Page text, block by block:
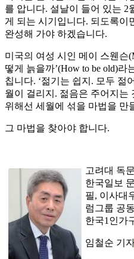
를 압니다. 설날이 들어 있는
게 되는 시기입니다. 되도록이
완성해 가야 하겠습니다.
미국의 여성 시인 메이 스웬슨
떻게 늙을까’(How to be old)
칩니다. ‘젊기는 쉽지. 모두 젊
월이 걸리지. 젊음은 주어지는
위해선 세월에 섞을 마법을 만
그 마법을 찾아야 합니다.
고려대 독
한국일보
필, 이사대
럼그룹 공
한국1인가
임철순 기